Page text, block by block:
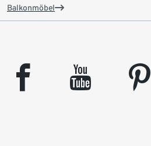
Balkonmöbel
facebook youtube pinterest